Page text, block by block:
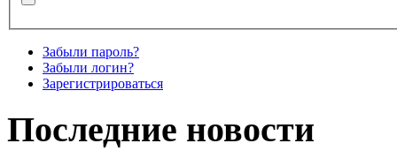
Забыли пароль?
Забыли логин?
Зарегистрироваться
Последние новости